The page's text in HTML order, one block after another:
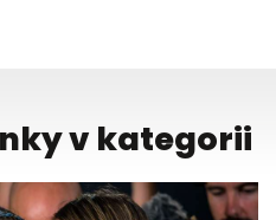
v kategorii